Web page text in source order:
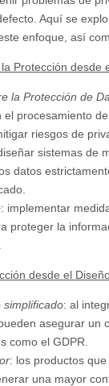
Aquí se
enfoque, así
Protección desde
la Protección de
el procesamiento
riesgos de
sistemas de
datos
: implementar
proteger la
desde el
simplificado: al
asegurar un
como el GDPR.
: los productos
una mayor